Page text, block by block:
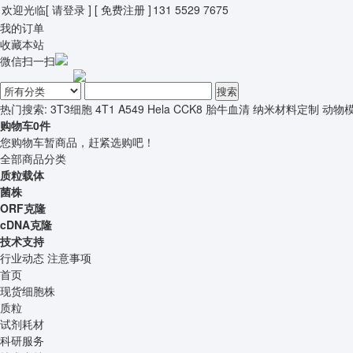
欢迎光临[ 请登录 ] [ 免费注册 ] 131 5529 7675
我的订单
收藏本站
微信扫一扫
搜索
热门搜索: 3T3细胞 4T1 A549 Hela CCK8 胎牛血清 纳米材料定制 动物
购物车0件
您购物车暂商品，赶紧选购吧！
全部商品分类
质粒载体
菌株
ORF克隆
cDNA克隆
技术支持
行业动态 注意事项
首页
现货细胞株
质粒
试剂耗材
科研服务